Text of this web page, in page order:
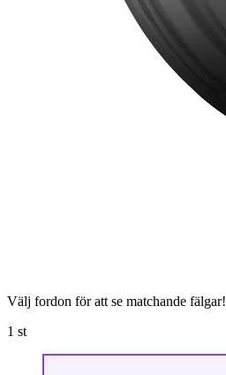
Välj fordon för att se matchande fälgar!
1 st